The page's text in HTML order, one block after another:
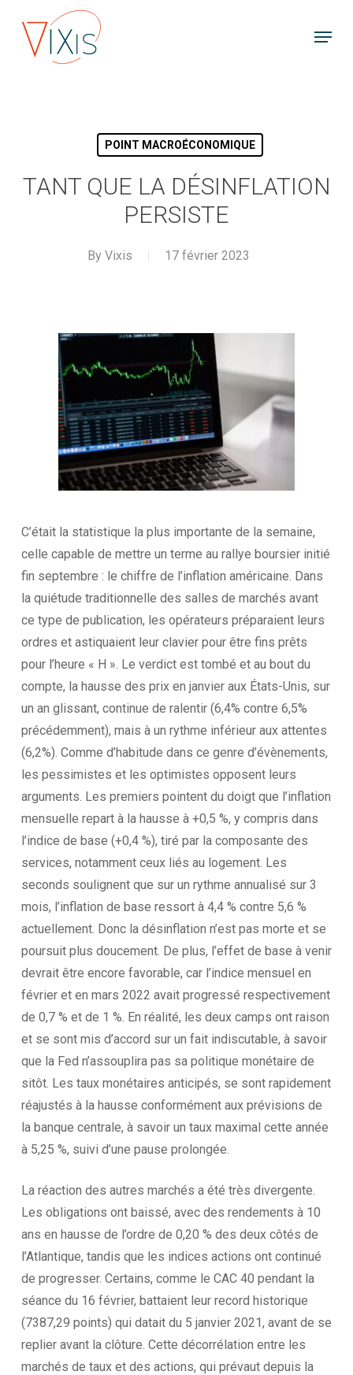
Menu
POINT MACROÉCONOMIQUE
TANT QUE LA DÉSINFLATION
PERSISTE
By Vixis 17 février 2023
C’était la statistique la plus importante de la semaine,
celle capable de mettre un terme au rallye boursier initié
fin septembre : le chiffre de l’inflation américaine. Dans
la quiétude traditionnelle des salles de marchés avant
ce type de publication, les opérateurs préparaient leurs
ordres et astiquaient leur clavier pour être fins prêts
pour l’heure « H ». Le verdict est tombé et au bout du
compte, la hausse des prix en janvier aux États-Unis, sur
un an glissant, continue de ralentir (6,4% contre 6,5%
précédemment), mais à un rythme inférieur aux attentes
(6,2%). Comme d’habitude dans ce genre d’évènements,
les pessimistes et les optimistes opposent leurs
arguments. Les premiers pointent du doigt que l’inflation
mensuelle repart à la hausse à +0,5 %, y compris dans
l’indice de base (+0,4 %), tiré par la composante des
services, notamment ceux liés au logement. Les
seconds soulignent que sur un rythme annualisé sur 3
mois, l’inflation de base ressort à 4,4 % contre 5,6 %
actuellement. Donc la désinflation n’est pas morte et se
poursuit plus doucement. De plus, l’effet de base à venir
devrait être encore favorable, car l’indice mensuel en
février et en mars 2022 avait progressé respectivement
de 0,7 % et de 1 %. En réalité, les deux camps ont raison
et se sont mis d’accord sur un fait indiscutable, à savoir
que la Fed n’assouplira pas sa politique monétaire de
sitôt. Les taux monétaires anticipés, se sont rapidement
réajustés à la hausse conformément aux prévisions de
la banque centrale, à savoir un taux maximal cette année
à 5,25 %, suivi d’une pause prolongée.
La réaction des autres marchés a été très divergente.
Les obligations ont baissé, avec des rendements à 10
ans en hausse de l’ordre de 0,20 % des deux côtés de
l’Atlantique, tandis que les indices actions ont continué
de progresser. Certains, comme le CAC 40 pendant la
séance du 16 février, battaient leur record historique
(7387,29 points) qui datait du 5 janvier 2021, avant de se
replier avant la clôture. Cette décorrélation entre les
marchés de taux et des actions, qui prévaut depuis la